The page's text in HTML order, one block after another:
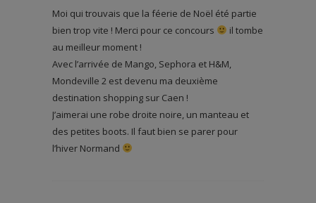
Moi qui trouvais que la féerie de Noël été partie
bien trop vite ! Merci pour ce concours
il tombe
au meilleur moment !
Avec l’arrivée de Mango, Sephora et H&M,
Mondeville 2 est devenu ma deuxième
destination shopping sur Caen !
J’aimerai une robe droite noire, un manteau et
des petites boots. Il faut bien se parer pour
l’hiver Normand